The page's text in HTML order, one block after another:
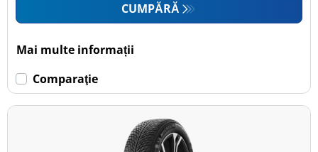
CUMPĂRĂ
Mai multe informații
Comparaţie